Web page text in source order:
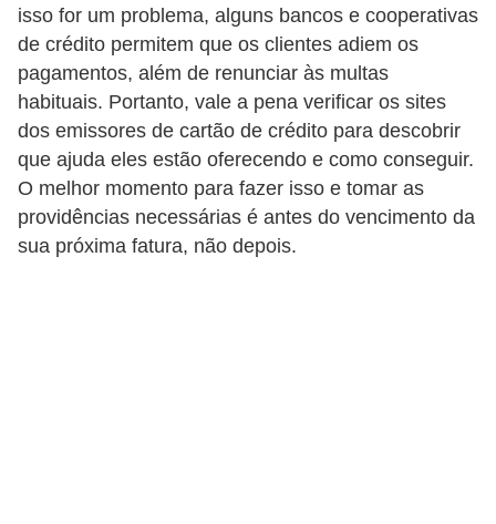
isso for um problema, alguns bancos e cooperativas
de crédito permitem que os clientes adiem os
pagamentos, além de renunciar às multas
habituais. Portanto, vale a pena verificar os sites
dos emissores de cartão de crédito para descobrir
que ajuda eles estão oferecendo e como conseguir.
O melhor momento para fazer isso e tomar as
providências necessárias é antes do vencimento da
sua próxima fatura, não depois.
d
u
c
a
ç
ã
o